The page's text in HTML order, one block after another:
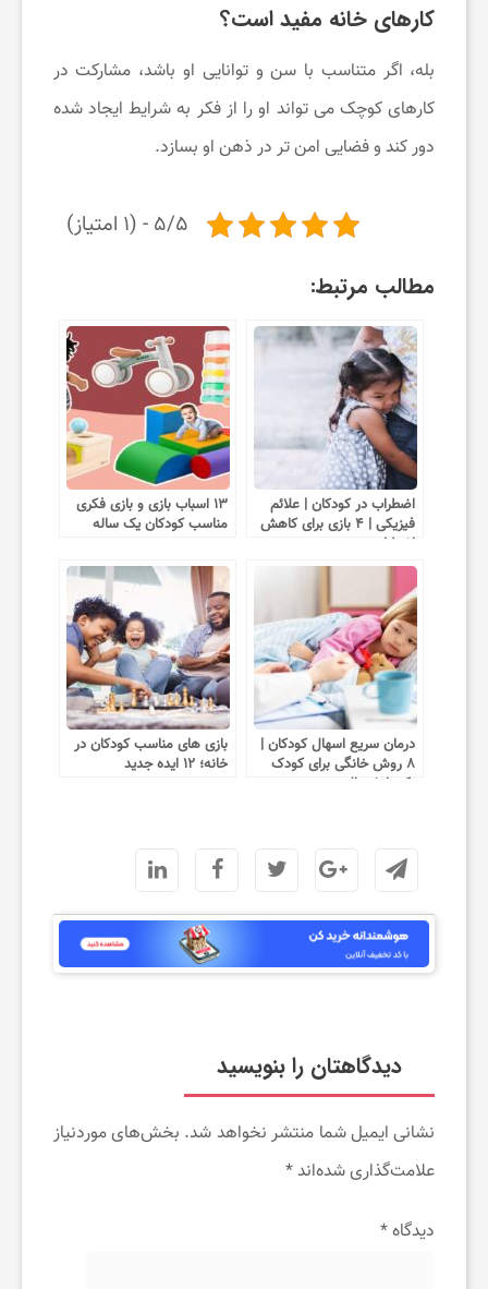
کارهای خانه مفید است؟
بله، اگر متناسب با سن و توانایی او باشد، مشارکت در
کارهای کوچک می‌ تواند او را از فکر به شرایط ایجاد شده
دور کند و فضایی امن تر در ذهن او بسازد.
۵/۵ - (۱ امتیاز)
مطالب مرتبط:
اضطراب در کودکان | علائم
فیزیکی | ۴ بازی برای کاهش
اضطراب
۱۳ اسباب بازی و بازی فکری
مناسب کودکان یک ساله
درمان سریع اسهال کودکان |
۸ روش خانگی برای کودک
یک تا ۵ سال
بازی های مناسب کودکان در
خانه؛ ۱۲ ایده جدید
دیدگاهتان را بنویسید
نشانی ایمیل شما منتشر نخواهد شد. بخش‌های موردنیاز
علامت‌گذاری شده‌اند*
دیدگاه*